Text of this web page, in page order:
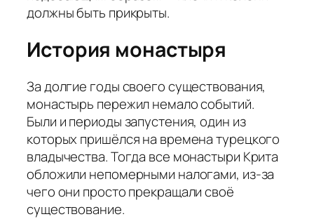
должны быть прикрыты.
История монастыря
За долгие годы своего существования,
монастырь пережил немало событий.
Были и периоды запустения, один из
которых пришёлся на времена турецкого
владычества. Тогда все монастыри Крита
обложили непомерными налогами, из-за
чего они просто прекращали своё
существование.